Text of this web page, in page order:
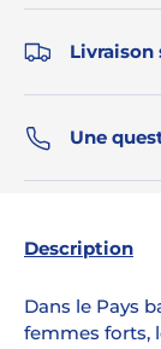
Livraison
Une
Description
Dans le Pays
femmes forts,